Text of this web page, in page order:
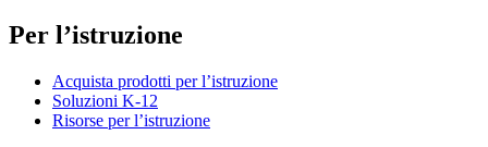
Per l’istruzione
Acquista prodotti per l’istruzione
Soluzioni K-12
Risorse per l’istruzione